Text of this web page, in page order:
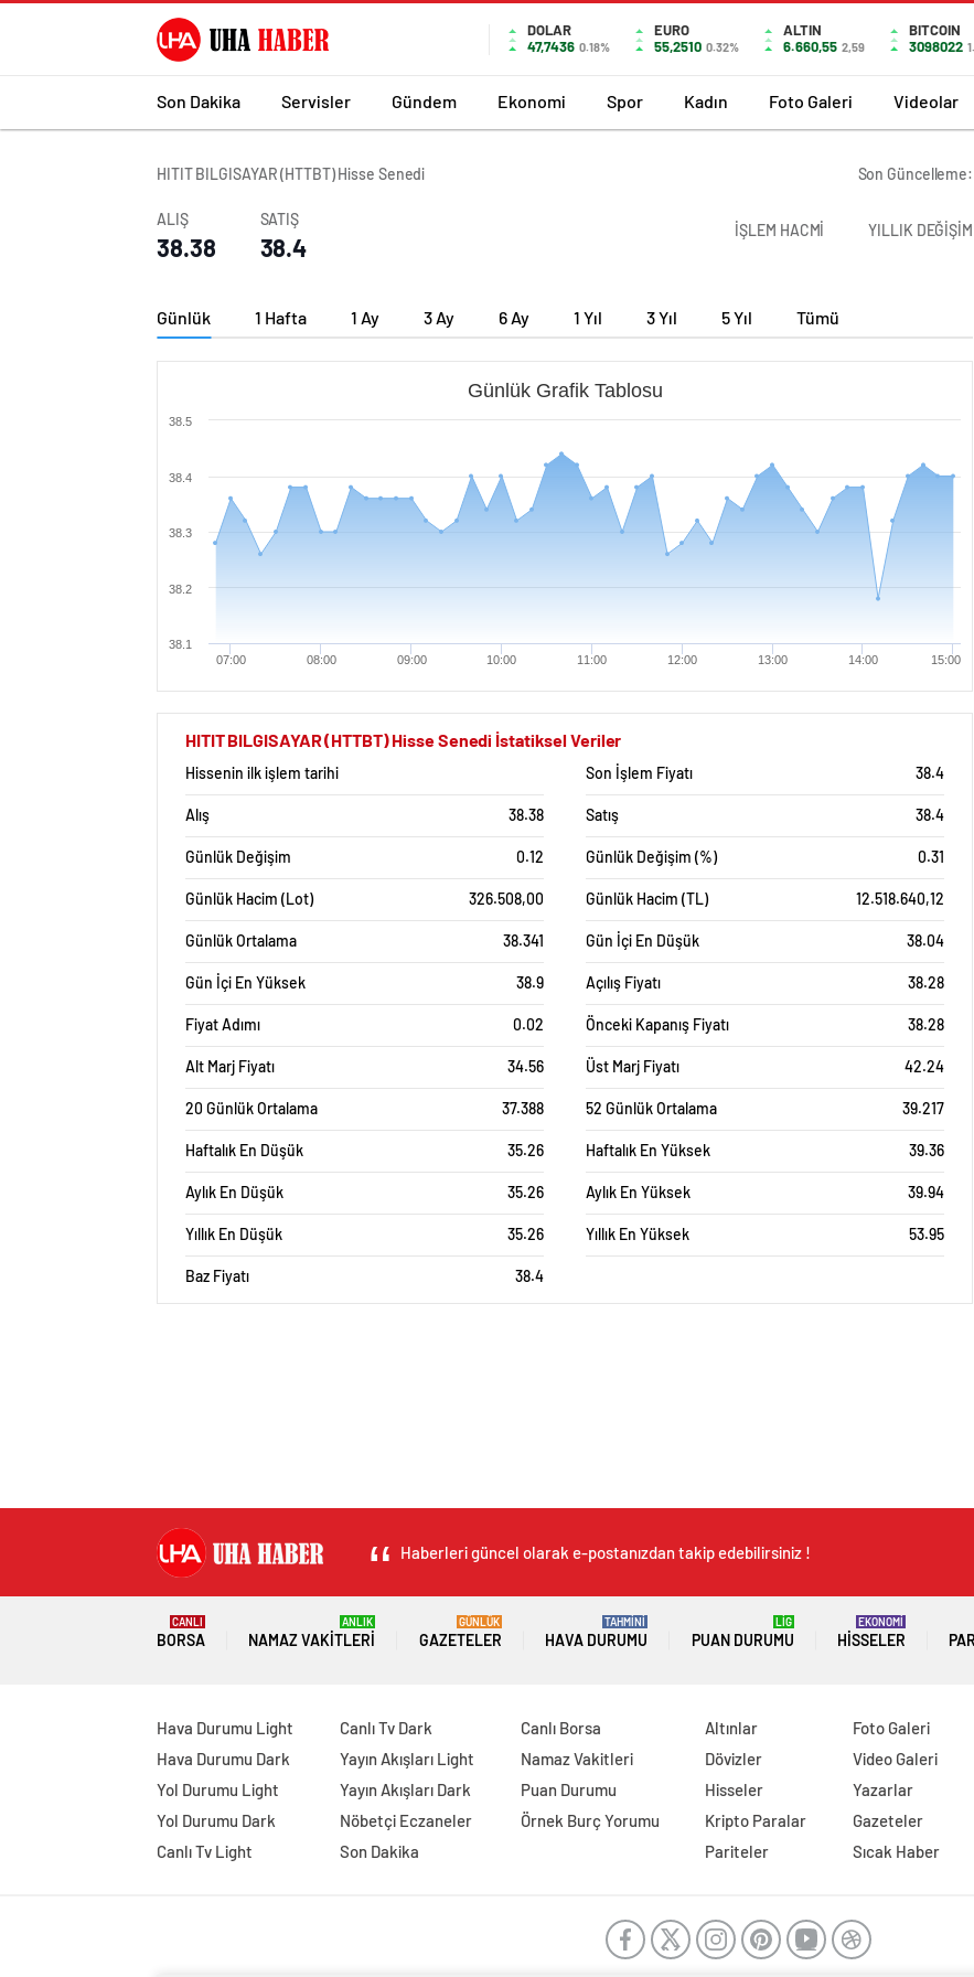
DOLAR
47,7436 0.18%
EURO
55,2510 0.32%
ALTIN
6.660,55 2,59
BITCOIN
3098022
Son Dakika Servisler Gündem Ekonomi Spor Kadın Foto Galeri Videolar
HITIT BILGISAYAR (HTTBT) Hisse Senedi Son Güncelleme:
ALIŞ
38.38
SATIŞ
38.4
İŞLEM HACMİ YILLIK DEĞİŞİM
Günlük 1 Hafta 1 Ay 3 Ay 6 Ay 1 Yıl 3 Yıl 5 Yıl Tümü
Günlük Grafik Tablosu
07:00 08:00 09:00 10:00 11:00 12:00 13:00 14:00 15:00
38.1
38.2
38.3
38.4
38.5
HITIT BILGISAYAR (HTTBT) Hisse Senedi İstatiksel Veriler
Hissenin ilk işlem tarihi Son İşlem Fiyatı 38.4
Alış 38.38 Satış 38.4
Günlük Değişim 0.12 Günlük Değişim (%) 0.31
Günlük Hacim (Lot) 326.508,00 Günlük Hacim (TL) 12.518.640,12
Günlük Ortalama 38.341 Gün İçi En Düşük 38.04
Gün İçi En Yüksek 38.9 Açılış Fiyatı 38.28
Fiyat Adımı 0.02 Önceki Kapanış Fiyatı 38.28
Alt Marj Fiyatı 34.56 Üst Marj Fiyatı 42.24
20 Günlük Ortalama 37.388 52 Günlük Ortalama 39.217
Haftalık En Düşük 35.26 Haftalık En Yüksek 39.36
Aylık En Düşük 35.26 Aylık En Yüksek 39.94
Yıllık En Düşük 35.26 Yıllık En Yüksek 53.95
Baz Fiyatı 38.4
Haberleri güncel olarak e-postanızdan takip edebilirsiniz !
BORSA
CANLI
NAMAZ VAKITLERI
ANLIK
GAZETELER
GÜNLÜK
HAVA DURUMU
TAHMİNİ
PUAN DURUMU
LİG
HISSELER
EKONOMİ
Hava Durumu Light
Hava Durumu Dark
Yol Durumu Light
Yol Durumu Dark
Canlı Tv Light
Canlı Tv Dark
Yayın Akışları Light
Yayın Akışları Dark
Nöbetçi Eczaneler
Son Dakika
Canlı Borsa
Namaz Vakitleri
Puan Durumu
Örnek Burç Yorumu
Altınlar
Dövizler
Hisseler
Kripto Paralar
Pariteler
Foto Galeri
Video Galeri
Yazarlar
Gazeteler
Sıcak Haber